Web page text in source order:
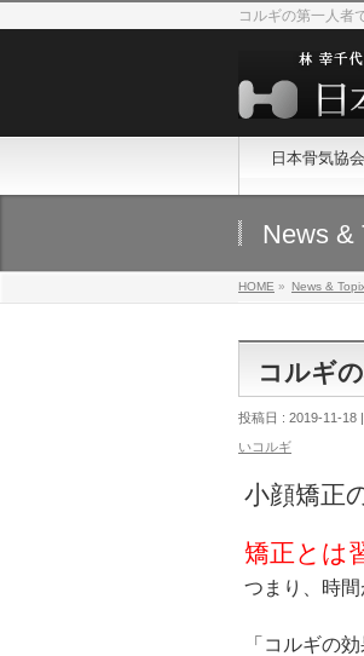
コルギの第一人者
日本骨気協
News &
HOME » News &
コルギ
投稿日 : 2019-11-18
いコルギ
小顔矯正
矯正とは
つまり、時間
「コルギの